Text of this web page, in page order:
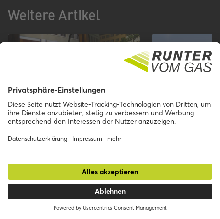
Weitere Artikel
Lenkrad statt Lineal
Wie Schülerinnen und Schüler
Blick aus einem Lkw
kennenlernen.
Begleitetes
und Sohn.